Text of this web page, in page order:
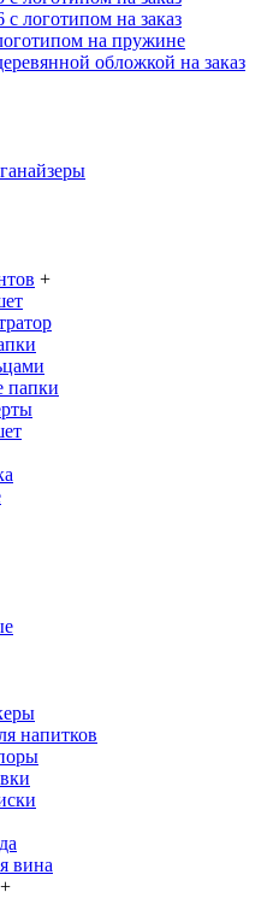
логотипом на заказ
на пружине
обложкой на заказ
+
папки
напитков
вина
+